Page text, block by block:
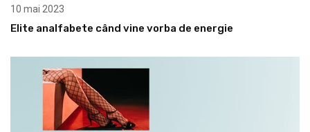
10 mai 2023
Elite analfabete când vine vorba de energie